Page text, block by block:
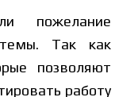
пожелание
Так как
позволяют
работу